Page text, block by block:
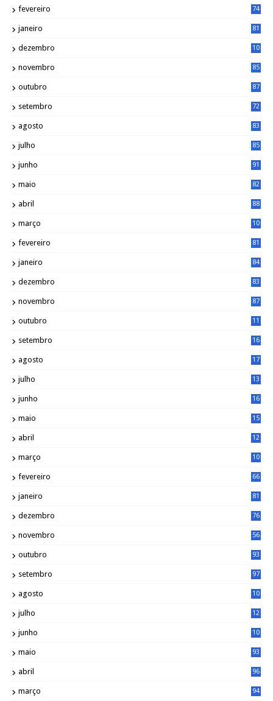
fevereiro 74
janeiro 81
dezembro
10
novembro 85
outubro 87
setembro 72
agosto 83
julho 85
junho 91
maio 82
abril 88
março
10
fevereiro 81
janeiro 84
dezembro 83
novembro 87
outubro
11
setembro
16
agosto
17
julho
13
junho
16
maio
15
abril
12
março
10
fevereiro 66
janeiro 81
dezembro 76
novembro 56
outubro 93
setembro 97
agosto
10
julho
12
junho
10
maio 93
abril 96
março 94